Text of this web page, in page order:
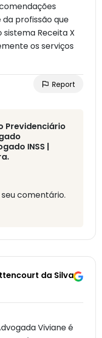
profissão que
Receita X
os serviços
Report
Previdenciário
INSS |
comentário.
da Silva
Viviane é